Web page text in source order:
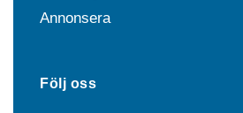
Annonsera
Följ oss